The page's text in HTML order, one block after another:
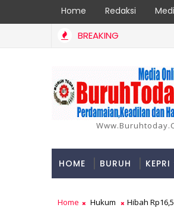
Home Redaksi
BREAKING
HOME BURUH KEPRI
Home Hukum Hibah